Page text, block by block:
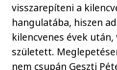
visszarepíteni a
hangulatába, hiszen
kilencvenes évek
született.
nem csupán Geszti